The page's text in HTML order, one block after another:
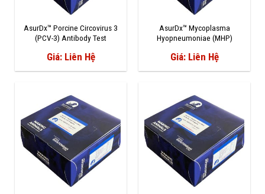
AsurDx™ Porcine Circovirus 3
(PCV-3) Antibody Test
Giá: Liên Hệ
AsurDx™ Mycoplasma
Hyopneumoniae (MHP)
Giá: Liên Hệ